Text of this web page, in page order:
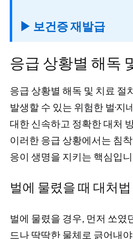
▶ 보건증 재발급
응급 상황별 해독
응급 상황별 해독 및 치료 절
발생할 수 있는 위험한 벌·지
대한 신속하고 정확한 대처
이러한 응급 상황에서는 침
응이 생명을 지키는 핵심입
벌에 물렸을 때 대처법
벌에 물렸을 경우, 먼저 쏘였
드나 딱딱한 물체로 긁어내